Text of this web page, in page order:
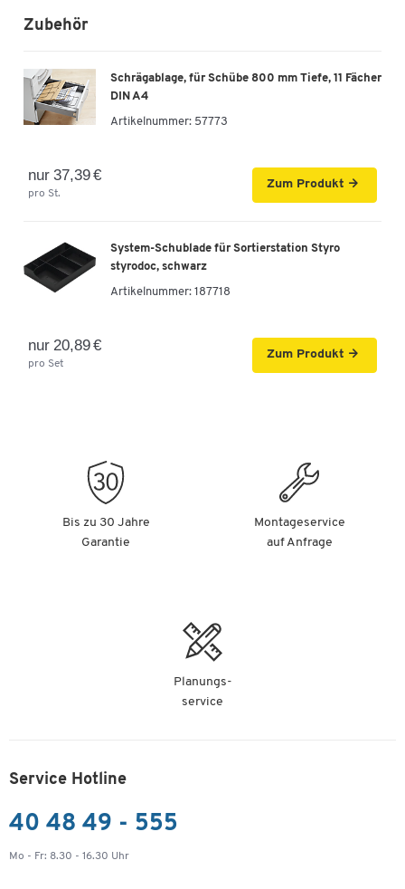
Zubehör
Schrägablage, für Schübe 800 mm Tiefe, 11 Fächer
DIN A4
Artikelnummer: 57773
nur 37,39 €
pro St.
Zum Produkt
System-Schublade für Sortierstation Styro
styrodoc, schwarz
Artikelnummer: 187718
nur 20,89 €
pro Set
Zum Produkt
Bis zu 30 Jahre
Garantie
Montageservice
auf Anfrage
Planungs-
service
Service Hotline
40 48 49 - 555
Mo - Fr: 8.30 - 16.30 Uhr